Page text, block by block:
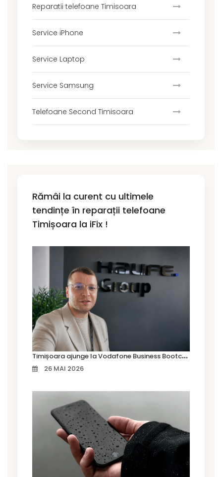
Reparatii telefoane Timisoara
Service iPhone
Service Laptop
Service Samsung
Telefoane Second Timisoara
Rămâi la curent cu ultimele
tendințe în reparații telefoane
Timișoara la iFix !
T
imișoara ajunge la Vodafone Business Bootcamp prin Marius Cermian de la Armour România
26 MAI 2026